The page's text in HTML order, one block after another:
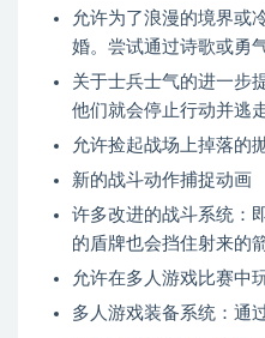
允许为了浪漫的境界或
婚。尝试通过诗歌或勇
关于士兵士气的进一步
他们就会停止行动并逃
允许捡起战场上掉落的
新的战斗动作捕捉动画
许多改进的战斗系统：
的盾牌也会挡住射来的
允许在多人游戏比赛中
多人游戏装备系统：通